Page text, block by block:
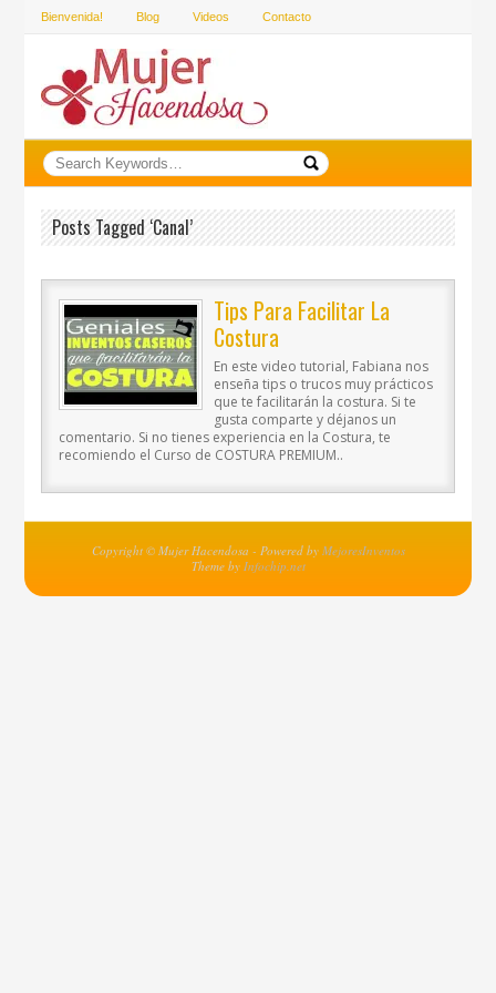
Bienvenida! Blog Videos Contacto
Posts Tagged ‘canal’
Tips Para Facilitar La
Costura
En este video tutorial, Fabiana nos
enseña tips o trucos muy prácticos
que te facilitarán la costura. Si te
gusta comparte y déjanos un
comentario. Si no tienes experiencia en la Costura, te
recomiendo el Curso de COSTURA PREMIUM..
Copyright © Mujer Hacendosa - Powered by MejoresInventos
Theme by Infochip.net